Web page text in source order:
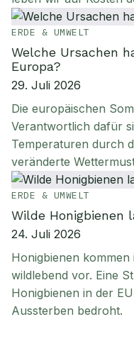
ERDE & UMWELT
Welche Ursachen
Europa?
29. Juli 2026
Die europäischen
Verantwortlich dafür
Temperaturen durch
veränderte
ERDE & UMWELT
Wilde Honigbienen
24. Juli 2026
Honigbienen
wildlebend vor. Eine
Honigbienen in der
Aussterben bedroht.